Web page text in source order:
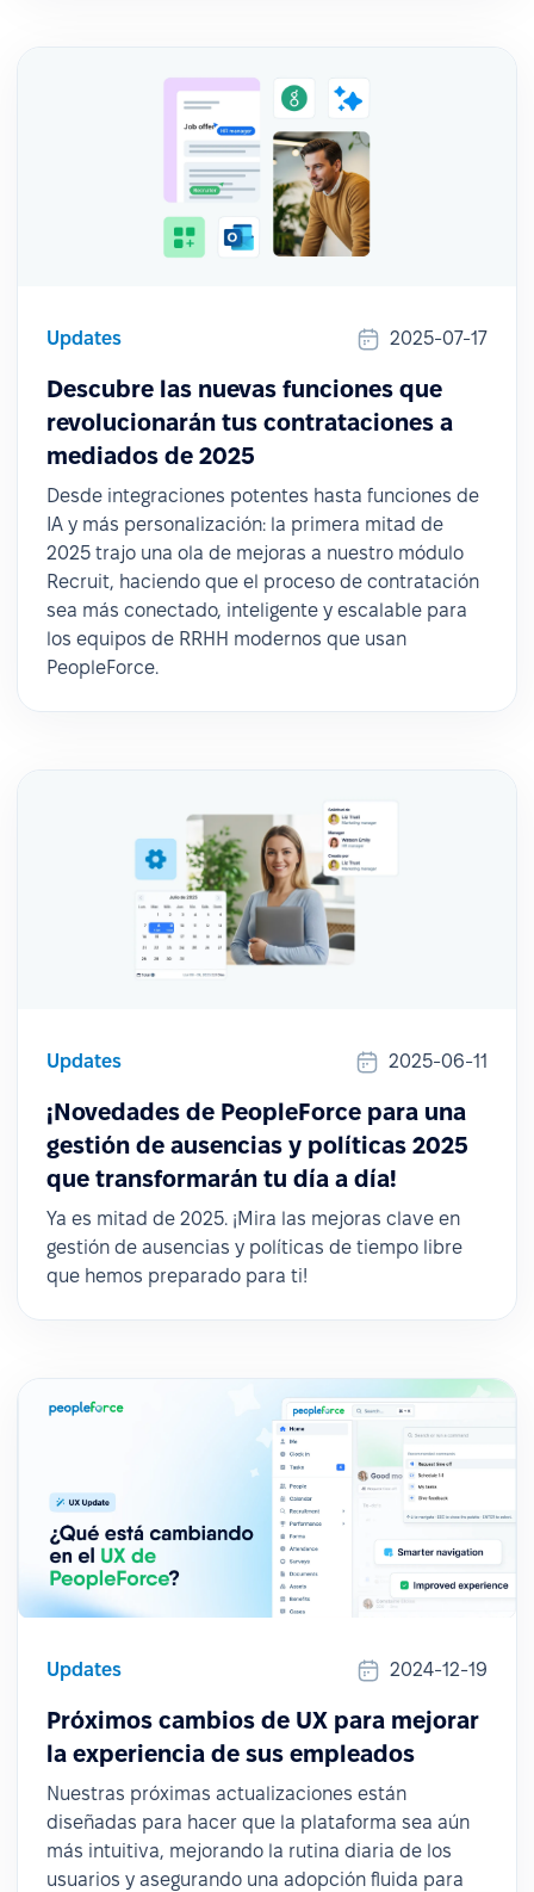
Updates 2025-07-17
Descubre las nuevas funciones que
revolucionarán tus contrataciones a
mediados de 2025
Desde integraciones potentes hasta funciones de
IA y más personalización: la primera mitad de
2025 trajo una ola de mejoras a nuestro módulo
Recruit, haciendo que el proceso de contratación
sea más conectado, inteligente y escalable para
los equipos de RRHH modernos que usan
PeopleForce.
Updates 2025-06-11
¡Novedades de PeopleForce para una
gestión de ausencias y políticas 2025
que transformarán tu día a día!
Ya es mitad de 2025. ¡Mira las mejoras clave en
gestión de ausencias y políticas de tiempo libre
que hemos preparado para ti!
Updates 2024-12-19
Próximos cambios de UX para mejorar
la experiencia de sus empleados
Nuestras próximas actualizaciones están
diseñadas para hacer que la plataforma sea aún
más intuitiva, mejorando la rutina diaria de los
usuarios y asegurando una adopción fluida para